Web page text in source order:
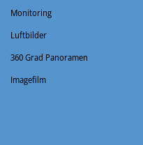
Monitoring
Luftbilder
360 Grad Panoramen
Imagefilm